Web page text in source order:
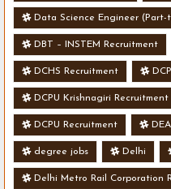
Data Science Engineer (Part-
DBT – INSTEM Recruitment
DCHS Recruitment
DCPU Krishnagiri Recruitment
DCPU Recruitment
degree jobs Delhi
Delhi Metro Rail Corporation